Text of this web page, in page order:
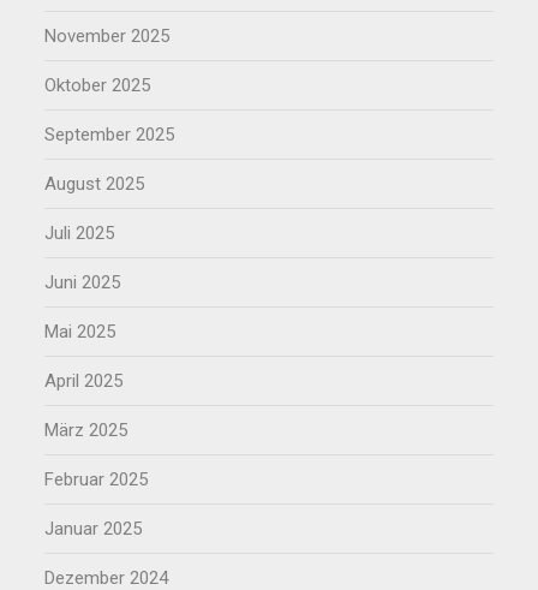
November 2025
Oktober 2025
September 2025
August 2025
Juli 2025
Juni 2025
Mai 2025
April 2025
März 2025
Februar 2025
Januar 2025
Dezember 2024